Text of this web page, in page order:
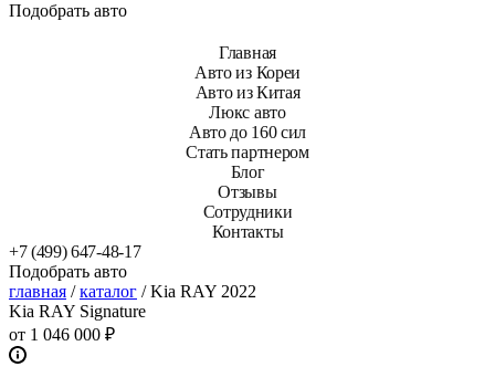
Подобрать авто
Главная
Авто из Кореи
Авто из Китая
Люкс авто
Авто до 160 сил
Стать партнером
Блог
Отзывы
Сотрудники
Контакты
+7 (499) 647-48-17
Подобрать авто
главная / каталог / Kia RAY 2022
Kia RAY Signature
от 1 046 000 ₽